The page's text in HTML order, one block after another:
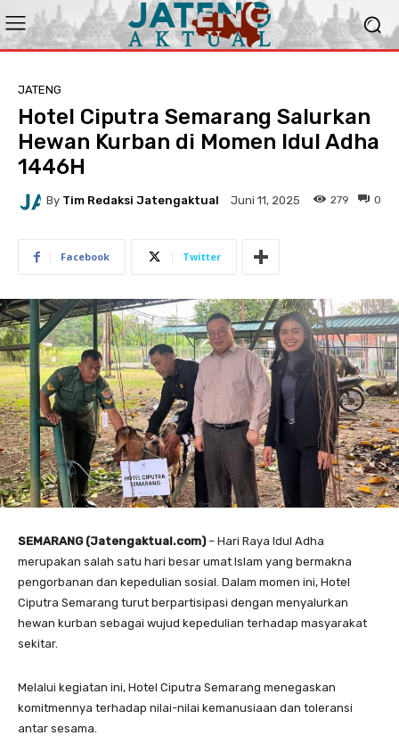
JATENG
Hotel Ciputra Semarang Salurkan
Hewan Kurban di Momen Idul Adha
1446H
By Tim Redaksi Jatengaktual Juni 11, 2025 0
279
Facebook Twitter
SEMARANG (Jatengaktual.com)– Hari Raya Idul Adha
merupakan salah satu hari besar umat Islam yang bermakna
pengorbanan dan kepedulian sosial. Dalam momen ini, Hotel
Ciputra Semarang turut berpartisipasi dengan menyalurkan
hewan kurban sebagai wujud kepedulian terhadap masyarakat
sekitar.
Melalui kegiatan ini, Hotel Ciputra Semarang menegaskan
komitmennya terhadap nilai-nilai kemanusiaan dan toleransi
antar sesama.